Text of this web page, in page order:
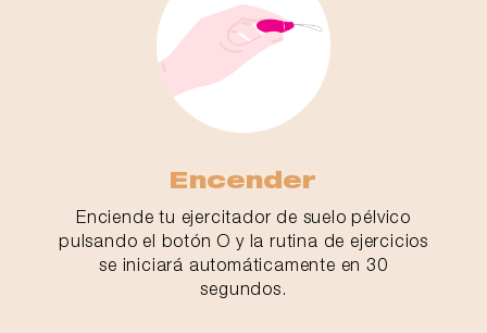
Encender
Enciende tu ejercitador de suelo pélvico
pulsando el botón O y la rutina de ejercicios
se iniciará automáticamente en 30
segundos.